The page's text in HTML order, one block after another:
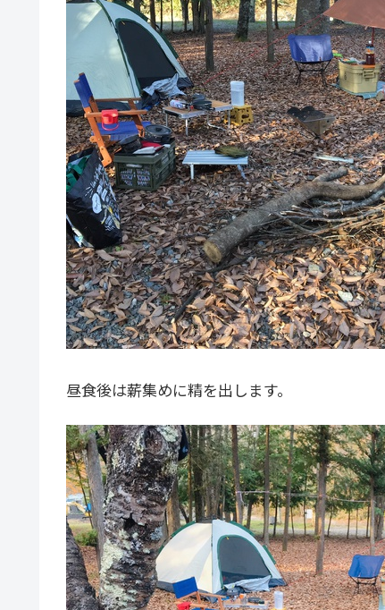
昼食後は薪集めに精を出します。